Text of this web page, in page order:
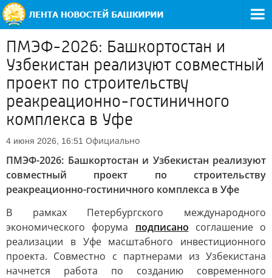
ПМЭФ-2026: Башкортостан и
Узбекистан реализуют совместный
проект по строительству
реакреационно-гостиничного
комплекса в Уфе
4 июня 2026, 16:51 Официально
ПМЭФ-2026: Башкортостан и Узбекистан реализуют
совместный проект по строительству
реакреационно-гостиничного комплекса в Уфе
В рамках Петербургского международного
экономического форума подписано соглашение о
реализации в Уфе масштабного инвестиционного
проекта. Совместно с партнерами из Узбекистана
начнется работа по созданию современного